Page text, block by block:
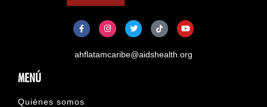
ahflatamcaribe@aidshealth.org
MENÚ
Quiénes somos